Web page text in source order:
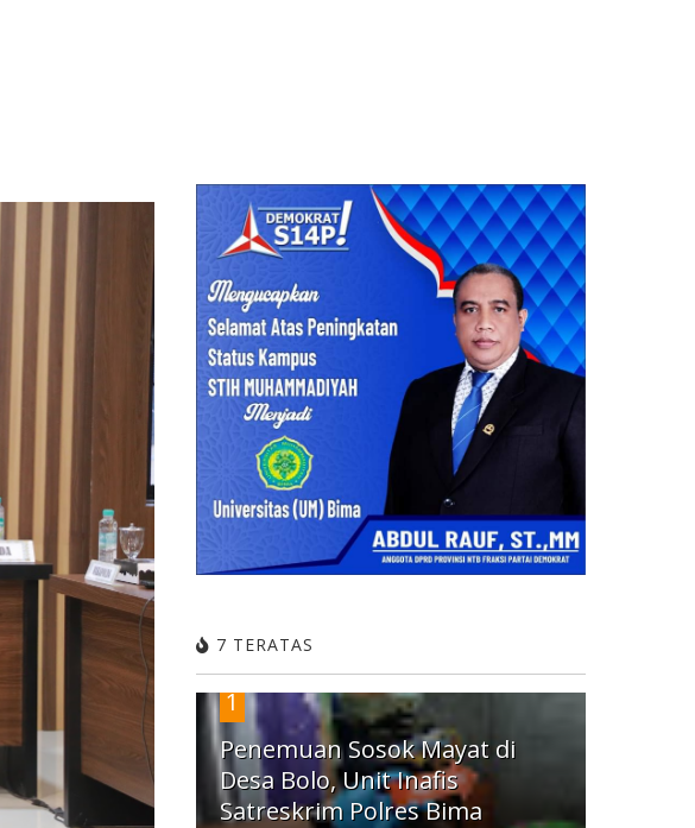
7 TERATAS
1
Penemuan Sosok Mayat di
Desa Bolo, Unit Inafis
Satreskrim Polres Bima